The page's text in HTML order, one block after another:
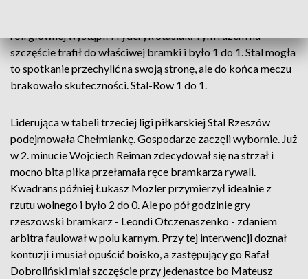
roli głównej wystąpił Fryderyk Stasiak. Tym razem na
szczęście trafił do właściwej bramki i było 1 do 1. Stal mogła
to spotkanie przechylić na swoją stronę, ale do końca meczu
brakowało skuteczności. Stal-Row 1 do 1.
Liderująca w tabeli trzeciej ligi piłkarskiej Stal Rzeszów
podejmowała Chełmiankę. Gospodarze zaczęli wybornie. Już
w 2. minucie Wojciech Reiman zdecydował się na strzał i
mocno bita piłka przełamała ręce bramkarza rywali.
Kwadrans później Łukasz Mozler przymierzył idealnie z
rzutu wolnego i było 2 do 0. Ale po pół godzinie gry
rzeszowski bramkarz - Leondi Otczenaszenko - zdaniem
arbitra faulował w polu karnym. Przy tej interwencji doznał
kontuzji i musiał opuścić boisko, a zastępujący go Rafał
Dobroliński miał szczęście przy jedenastce bo Mateusz